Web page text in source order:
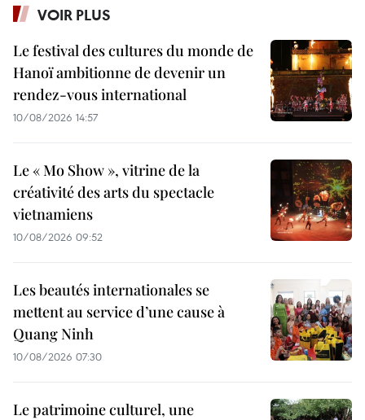
VOIR PLUS
Le festival des cultures du monde de
Hanoï ambitionne de devenir un
rendez-vous international
10/08/2026 14:57
Le « Mo Show », vitrine de la
créativité des arts du spectacle
vietnamiens
10/08/2026 09:52
Les beautés internationales se
mettent au service d’une cause à
Quang Ninh
10/08/2026 07:30
Le patrimoine culturel, une